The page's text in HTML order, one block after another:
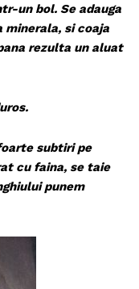
un bol. Se adauga
minerala, si coaja
rezulta un aluat
subtiri pe
cu faina, se taie
punem